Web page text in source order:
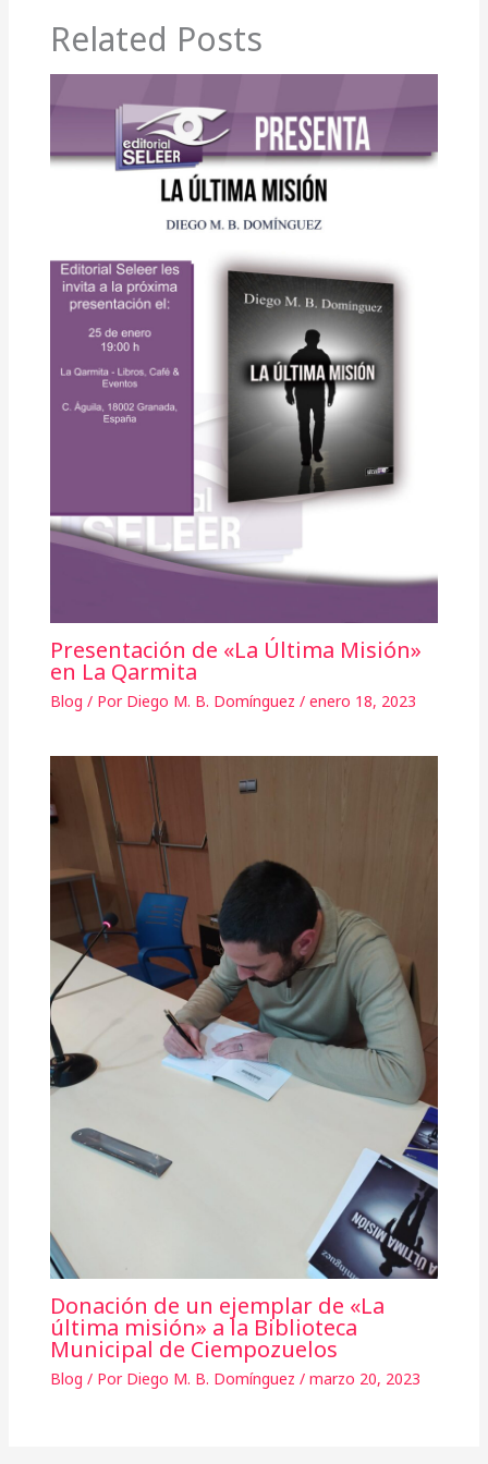
Related Posts
Presentación de «La Última Misión»
en La Qarmita
Blog / Por Diego M. B. Domínguez / enero 18, 2023
Donación de un ejemplar de «La
última misión» a la Biblioteca
Municipal de Ciempozuelos
Blog / Por Diego M. B. Domínguez / marzo 20, 2023